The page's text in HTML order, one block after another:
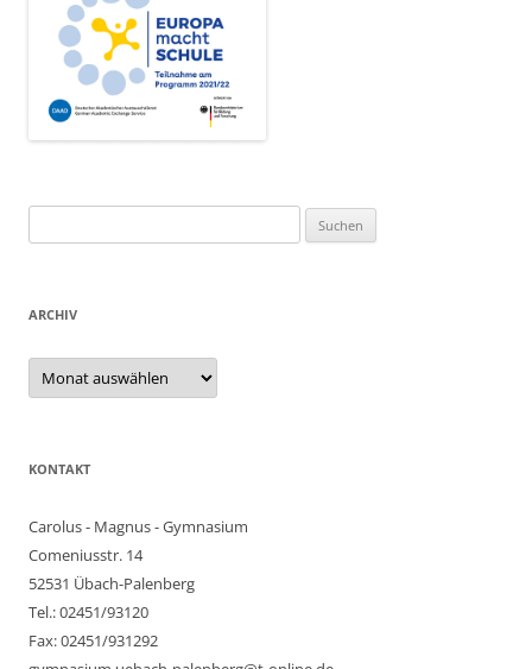
nach:
ARCHIV
Archiv
KONTAKT
Carolus - Magnus - Gymnasium
Comeniusstr. 14
52531 Übach-Palenberg
Tel.: 02451/93120
Fax: 02451/931292